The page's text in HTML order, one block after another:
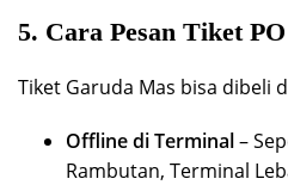
5. Cara Pesan Tiket
Tiket Garuda Mas bisa dibeli
Offline di Terminal–
Rambutan, Terminal